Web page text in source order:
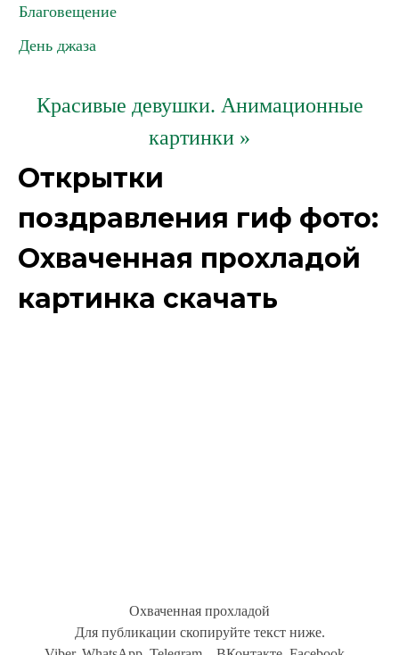
Благовещение
День джаза
Красивые девушки. Анимационные
картинки »
Открытки
поздравления гиф фото:
Охваченная прохладой
картинка скачать
Охваченная прохладой
Для публикации скопируйте текст ниже.